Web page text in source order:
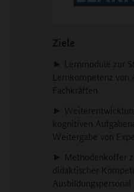
Ziele
► Lernmodule zur
Lernkompetenz von
Fachkräften
►
kognitiven
Weitergabe von
► Methodenkoffer
didaktischer
Ausbildungspersonal